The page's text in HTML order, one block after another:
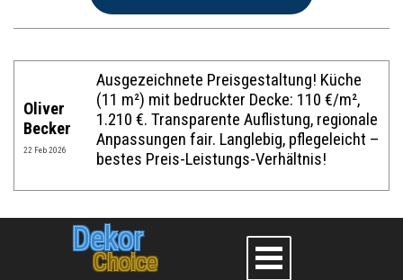
Website im Internet:
E-Mail:*
Bewertung:*
Oliver
Becker
22 Feb 2026
Ausgezeichnete Preisgestaltung! Küche
(11 m²) mit bedruckter Decke: 110 €/m²,
1.210 €. Transparente Auflistung, regionale
Anpassungen fair. Langlebig, pflegeleicht –
bestes Preis-Leistungs-Verhältnis!
Dekor
Choice